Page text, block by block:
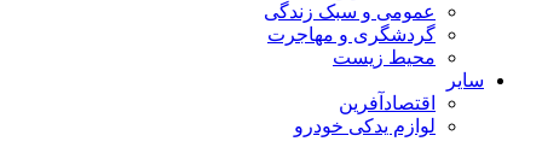
عمومی و سبک زندگی
گردشگری و مهاجرت
محیط زیست
سایر
اقتصادآفرین
لوازم یدکی خودرو